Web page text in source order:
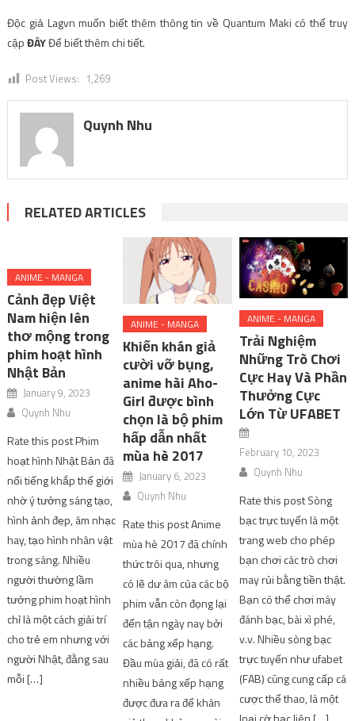
Độc giả Lagvn muốn biết thêm thông tin về Quantum Maki có thể truy
cậpĐÂYĐể biết thêm chi tiết.
Post Views: 1,269
Quynh Nhu
RELATED ARTICLES
ANIME - MANGA
Cảnh đẹp Việt
Nam hiện lên
thơ mộng trong
phim hoạt hình
Nhật Bản
January 9, 2023
Quynh Nhu
Rate this post Phim
hoạt hình Nhật Bản đã
nổi tiếng khắp thế giới
nhờ ý tưởng sáng tạo,
hình ảnh đẹp, âm nhạc
hay, tạo hình nhân vật
trong sáng. Nhiều
người thường lầm
tưởng phim hoạt hình
chỉ là một cách giải trí
cho trẻ em nhưng với
người Nhật, đằng sau
mỗi […]
ANIME - MANGA
Khiến khán giả
cười vỡ bụng,
anime hài Aho-
Girl được bình
chọn là bộ phim
hấp dẫn nhất
mùa hè 2017
January 6, 2023
Quynh Nhu
Rate this post Anime
mùa hè 2017 đã chính
thức trôi qua, nhưng
có lẽ dư âm của các bộ
phim vẫn còn đọng lại
đến tận ngày nay bởi
các bảng xếp hạng.
Đầu mùa giải, đã có rất
nhiều bảng xếp hạng
được đưa ra để khán
ANIME - MANGA
Trải Nghiệm
Những Trò Chơi
Cực Hay Và Phần
Thưởng Cực
Lớn Từ UFABET
February 10, 2023
Quynh Nhu
Rate this post Sòng
bạc trực tuyến là một
trang web cho phép
bạn chơi các trò chơi
may rủi bằng tiền thật.
Bạn có thể chơi máy
đánh bạc, bài xì phé,
v.v. Nhiều sòng bạc
trực tuyến như ufabet
(FAB) cũng cung cấp cá
cược thể thao, là một